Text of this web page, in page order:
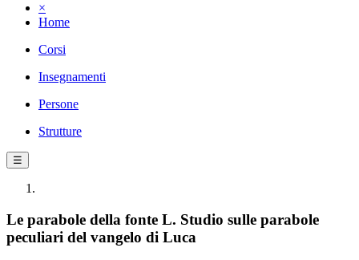
×
Home
Corsi
Insegnamenti
Persone
Strutture
☰
Le parabole della fonte L. Studio sulle parabole
peculiari del vangelo di Luca